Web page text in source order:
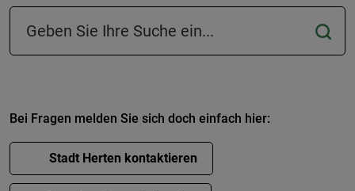
Suchfeld in der Fußzeile
Bei Fragen melden Sie sich doch einfach hier:
Stadt Herten kontaktieren